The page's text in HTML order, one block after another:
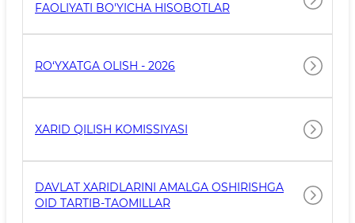
FAOLIYATI BO'YICHA HISOBOTLAR
RO‘YXATGA OLISH - 2026
XARID QILISH KOMISSIYASI
DAVLAT XARIDLARINI AMALGA OSHIRISHGA
OID TARTIB-TAOMILLAR